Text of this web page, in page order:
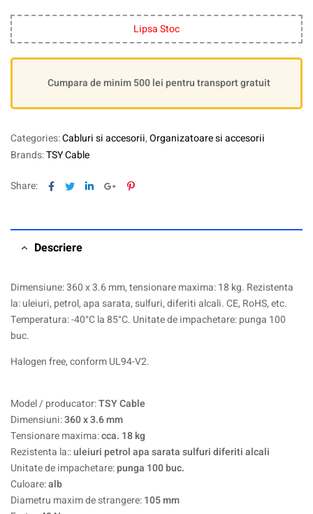
Lipsa Stoc
Cumpara de minim 500 lei pentru transport gratuit
Categories:Cabluri si accesorii,Organizatoare si accesorii
Brands:TSY Cable
Share: Facebook
TwitterLinkedinGoogle+Pinterest
Descriere
Dimensiune: 360 x 3.6 mm, tensionare maxima: 18 kg. Rezistenta
la: uleiuri, petrol, apa sarata, sulfuri, diferiti alcali. CE, RoHS, etc.
Temperatura: -40°C la 85°C. Unitate de impachetare: punga 100
buc.
Halogen free, conform UL94-V2.
Model / producator:TSY Cable
Dimensiuni:360 x 3.6 mm
Tensionare maxima:cca. 18 kg
Rezistenta la::uleiuri petrol apa sarata sulfuri diferiti alcali
Unitate de impachetare:punga 100 buc.
Culoare:alb
Diametru maxim de strangere:105 mm